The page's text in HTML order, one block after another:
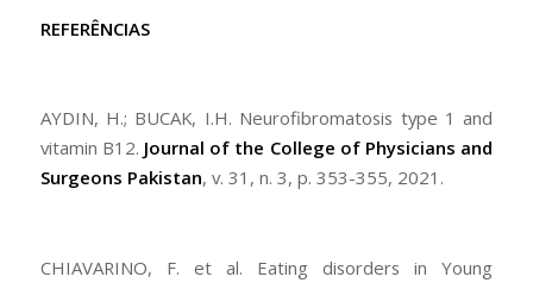
REFERÊNCIAS
AYDIN, H.; BUCAK, I.H. Neurofibromatosis type 1 and
vitamin B12. Journal of the College of Physicians and
Surgeons Pakistan, v. 31, n. 3, p. 353-355, 2021.
CHIAVARINO, F. et al. Eating disorders in Young